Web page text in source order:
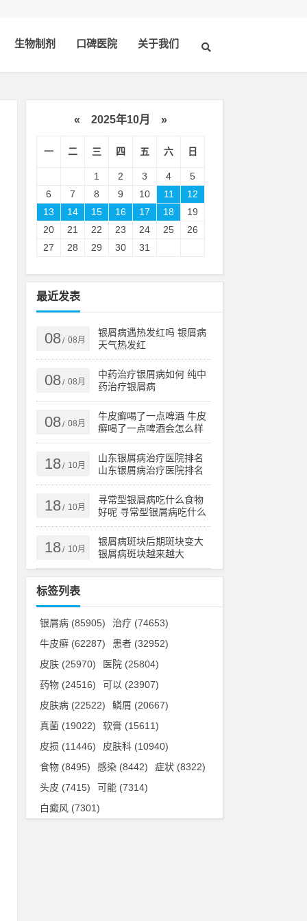
生物制剂 口碑医院 关于我们
« 2025年10月 »
一 二 三 四 五 六 日
1 2 3 4
5
6
7 8 9 10 11
12
13
14 15 16 17 18
19
20
21 22 23 24 25
26
27
28 29 30 31
最近发表
08/ 08月
银屑病遇热发红吗 银屑病
天气热发红
08/ 08月
中药治疗银屑病如何 纯中
药治疗银屑病
08/ 08月
牛皮癣喝了一点啤酒 牛皮
癣喝了一点啤酒会怎么样
18/ 10月
山东银屑病治疗医院排名
山东银屑病治疗医院排名
榜
18/ 10月
寻常型银屑病吃什么食物
好呢 寻常型银屑病吃什么
药效果好
18/ 10月
银屑病斑块后期斑块变大
银屑病斑块越来越大
标签列表
银屑病 (85905) 治疗 (74653)
牛皮癣 (62287) 患者 (32952)
皮肤 (25970) 医院 (25804)
药物 (24516) 可以 (23907)
皮肤病 (22522) 鳞屑 (20667)
真菌 (19022) 软膏 (15611)
皮损 (11446) 皮肤科 (10940)
食物 (8495) 感染 (8442) 症状 (8322)
头皮 (7415) 可能 (7314)
白癜风 (7301)